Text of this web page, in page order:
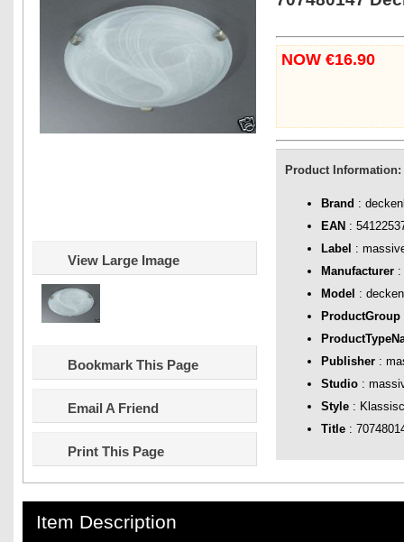
View Large Image
Bookmark This Page
Email A Friend
Print This Page
NOW €16.90
Product Information:
Brand :
EAN :
Label :
Manufacturer :
Model :
ProductGroup
Publisher :
Studio :
Style :
Title :
Item Description